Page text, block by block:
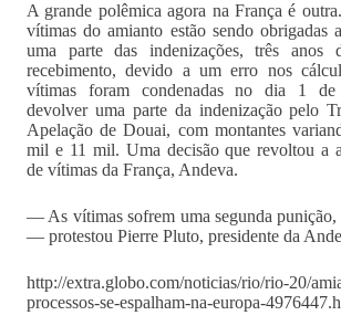
A grande polêmica agora na França é
vítimas do amianto estão sendo obrigadas
uma parte das indenizações, três anos
recebimento, devido a um erro nos
vítimas foram condenadas no dia 1
devolver uma parte da indenização pelo
Apelação de Douai, com montantes
mil e 11 mil. Uma decisão que revoltou a
de vítimas da França, Andeva.
— As vítimas sofrem uma segunda punição,
— protestou Pierre Pluto, presidente da
http://extra.globo.com/noticias/rio/rio-20/
processos-se-espalham-na-europa-